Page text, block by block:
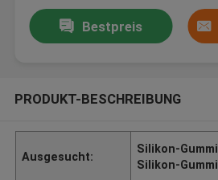
Bestpreis
PRODUKT-BESCHREIBUNG
Ausgesucht:
Silikon-
Silikon-